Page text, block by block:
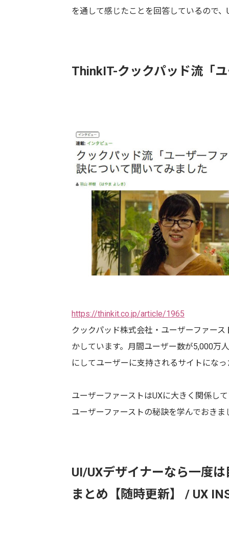
を通して感じたことを回答しているので
ThinkIT-クックパッド流「
https://thinkit.co.jp/article/1965
クックパッド株式会社・ユーザーファー
かしています。月間ユーザー数が5,000万
にしてユーザーに支持されるサイトにな
ユーザーファーストはUXに大きく関係し
ユーザーファーストの秘訣を学んでおきま
UI/UXデザイナーなら一度
まとめ【随時更新】 / UX